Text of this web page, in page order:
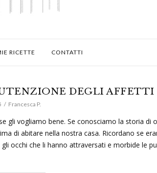
RICETTE CONTATTI
DEGLI AFFETTI
Francesca P.
gli vogliamo bene. Se conosciamo la storia di
di abitare nella nostra casa. Ricordano se
occhi che li hanno attraversati e morbide le